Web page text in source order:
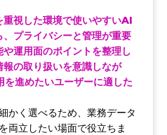
重視した環境で使いやすいAI
プライバシーと管理が重要
運用面のポイントを整理し
の取り扱いを意識しなが
を進めたいユーザーに適した
かく選べるため、業務データ
両立したい場面で役立ちま